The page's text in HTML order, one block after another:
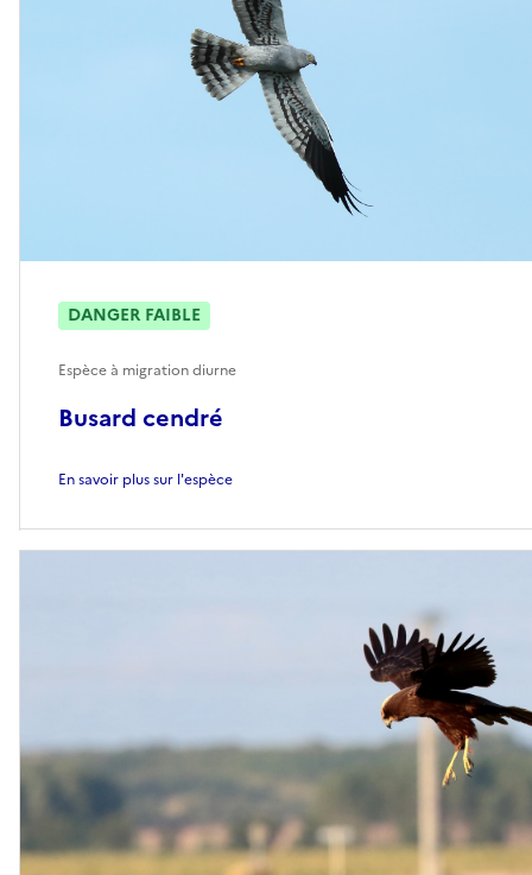
Busard cendré
DANGER FAIBLE
Espèce à migration diurne
En savoir plus sur l'espèce